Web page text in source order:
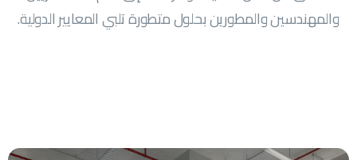
والمهندسين والمطورين بحلول متطورة تلبي المعايير الدولية.